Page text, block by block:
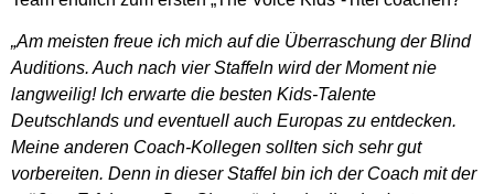
„Am meisten freue ich mich auf die Überraschung der Blind
Auditions. Auch nach vier Staffeln wird der Moment nie
langweilig! Ich erwarte die besten Kids-Talente
Deutschlands und eventuell auch Europas zu entdecken.
Meine anderen Coach-Kollegen sollten sich sehr gut
vorbereiten. Denn in dieser Staffel bin ich der Coach mit der